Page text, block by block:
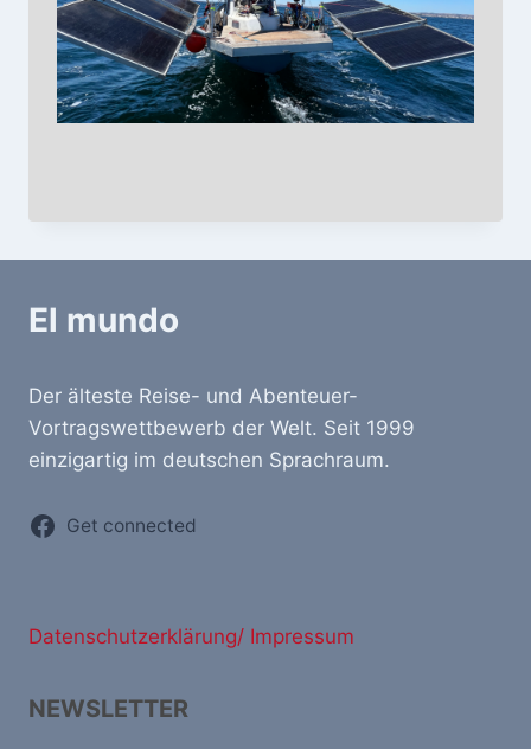
El mundo
Der älteste Reise- und Abenteuer-
Vortragswettbewerb der Welt. Seit 1999
einzigartig im deutschen Sprachraum.
Get connected
Datenschutzerklärung/ Impressum
NEWSLETTER